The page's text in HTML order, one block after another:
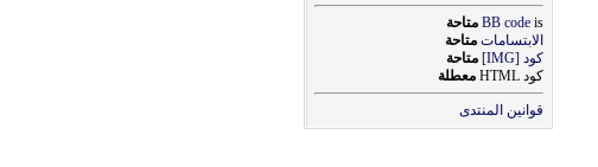
BB code is
متاحة
الابتسامات متاحة
كود [IMG]
متاحة
كود HTML
معطلة
قوانين المنتدى